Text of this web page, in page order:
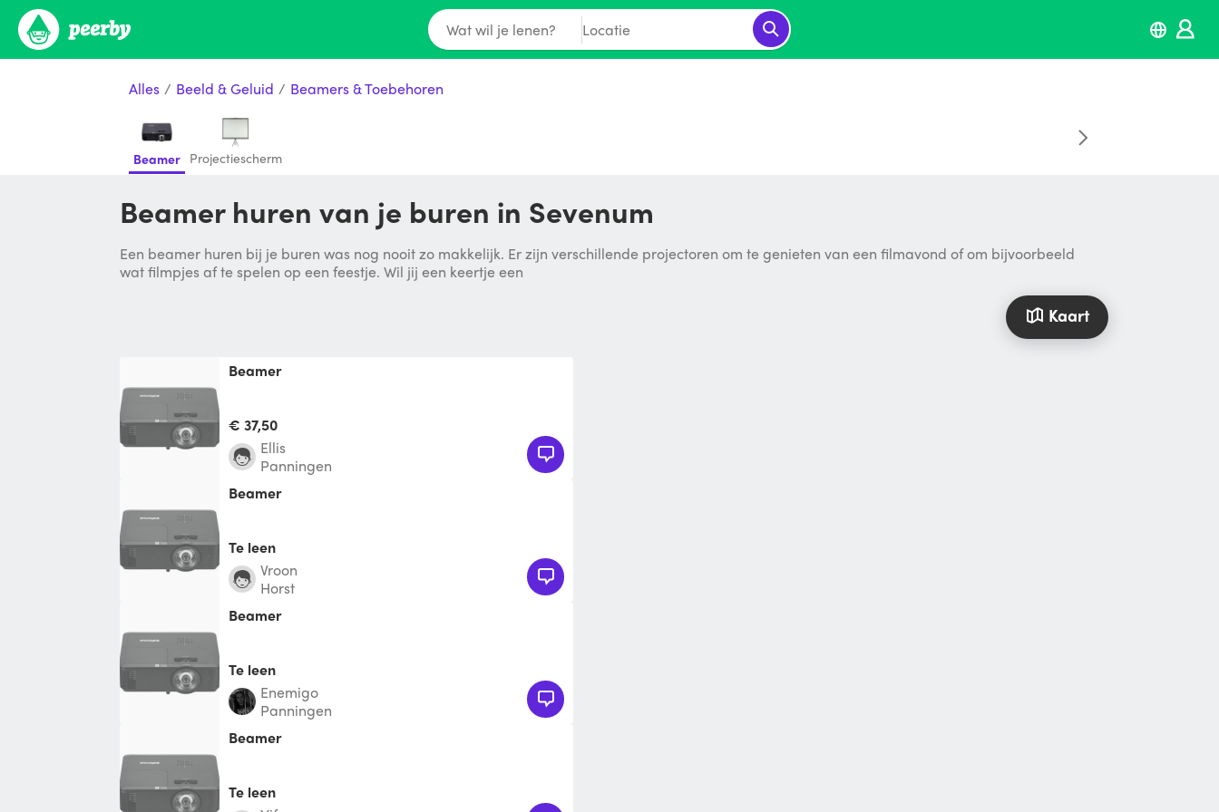
Wat wil je lenen? Locatie
Alles / Beeld & Geluid / Beamers & Toebehoren
Beamer Projectiescherm
Beamer huren van je buren in Sevenum
Een beamer huren bij je buren was nog nooit zo makkelijk. Er zijn verschillende projectoren om te genieten van een filmavond of om bijvoorbeeld
wat filmpjes af te spelen op een feestje. Wil jij een keertje een
Kaart
beamer
€ 37,50
ellis
Panningen
Beamer
Te leen
Vroon
Horst
Beamer
Te leen
Enemigo
Panningen
Beamer
Te leen